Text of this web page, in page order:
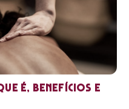
é, benefícios e